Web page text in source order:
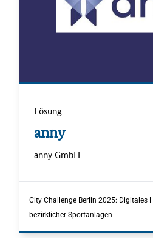
Lösung
.anny
.anny GmbH
City Challenge Berlin 2025: Digitales
bezirklicher Sportanlagen